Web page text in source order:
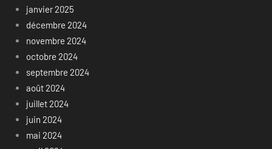
janvier 2025
décembre 2024
novembre 2024
octobre 2024
septembre 2024
août 2024
juillet 2024
juin 2024
mai 2024